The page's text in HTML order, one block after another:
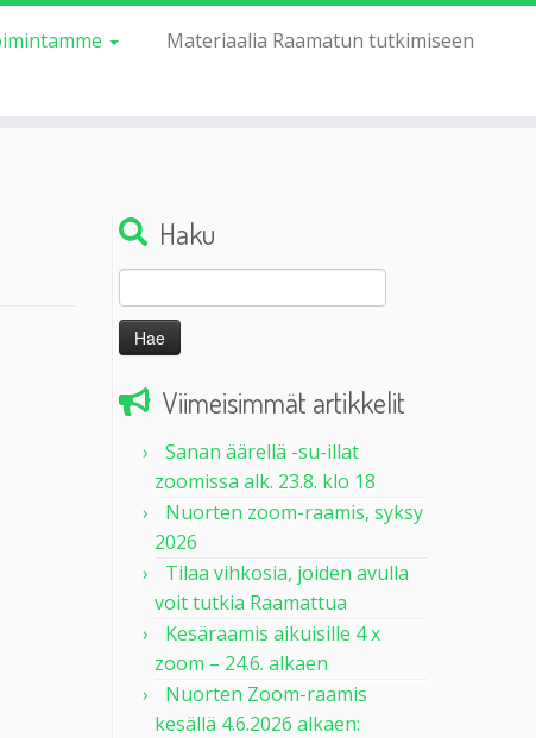
Materiaalia Raamatun tutkimiseen
Haku
Haku:
Viimeisimmät artikkelit
Sanan äärellä -su-illat
zoomissa alk. 23.8. klo 18
Nuorten zoom-raamis, syksy
2026
Tilaa vihkosia, joiden avulla
voit tutkia Raamattua
Kesäraamis aikuisille 4 x
zoom – 24.6. alkaen
Nuorten Zoom-raamis
kesällä 4.6.2026 alkaen: